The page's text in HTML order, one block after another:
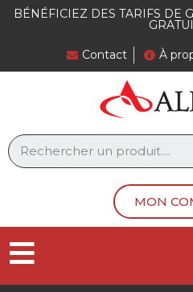
BÉNÉFICIEZ DES TARIFS DE
Contact À
MON